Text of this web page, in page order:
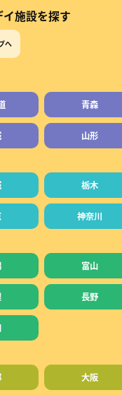
イ施設を探す
へ
青森
山形
栃木
神奈川
富山
長野
大阪